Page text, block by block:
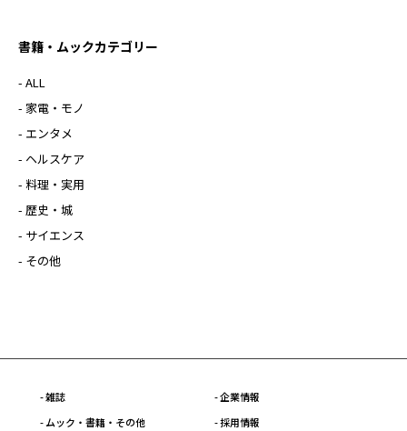
書籍・ムックカテゴリー
- ALL
- 家電・モノ
- エンタメ
- ヘルスケア
- 料理・実用
- 歴史・城
- サイエンス
- その他
- 雑誌
- ムック・書籍・その他
- 企業情報
- 採用情報